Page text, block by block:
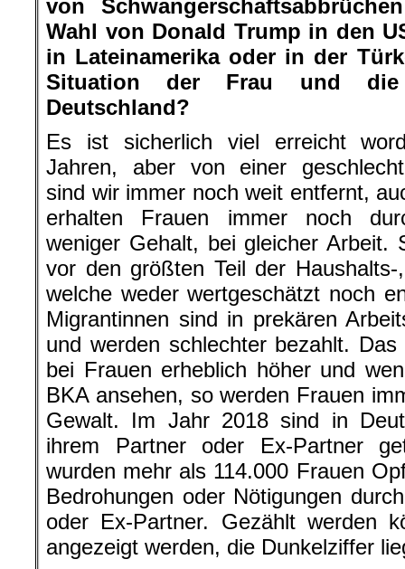
von
Wahl von Donald Trump in den
in Lateinamerika oder in der
Situation der Frau und die
Deutschland?
Es ist sicherlich viel erreicht
Jahren, aber von einer
sind wir immer noch weit entfernt,
erhalten Frauen immer noch
weniger Gehalt, bei gleicher Arbeit.
vor den größten Teil der
welche weder wertgeschätzt noch
Migrantinnen sind in prekären
und werden schlechter bezahlt.
bei Frauen erheblich höher und
BKA ansehen, so werden Frauen
Gewalt. Im Jahr 2018 sind in
ihrem Partner oder Ex-Partner
wurden mehr als 114.000 Frauen
Bedrohungen oder Nötigungen
oder Ex-Partner. Gezählt werden
angezeigt werden, die Dunkelziffer